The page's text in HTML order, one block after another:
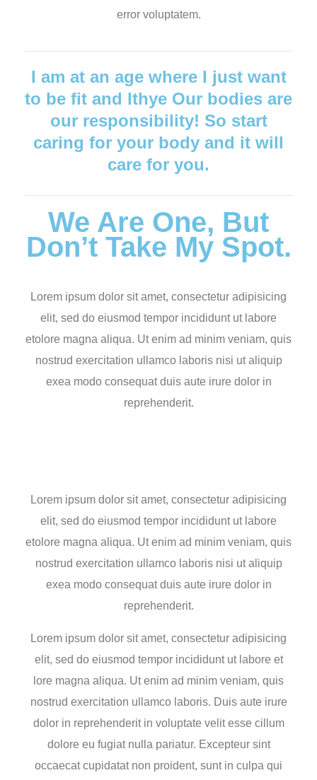
error voluptatem.
I am at an age where I just want
to be fit and lthye Our bodies are
our responsibility! So start
caring for your body and it will
care for you.
We Are One, But
Don’t Take My Spot.
Lorem ipsum dolor sit amet, consectetur adipisicing
elit, sed do eiusmod tempor incididunt ut labore
etolore magna aliqua. Ut enim ad minim veniam, quis
nostrud exercitation ullamco laboris nisi ut aliquip
exea modo consequat duis aute irure dolor in
reprehenderit.
Lorem ipsum dolor sit amet, consectetur adipisicing
elit, sed do eiusmod tempor incididunt ut labore
etolore magna aliqua. Ut enim ad minim veniam, quis
nostrud exercitation ullamco laboris nisi ut aliquip
exea modo consequat duis aute irure dolor in
reprehenderit.
Lorem ipsum dolor sit amet, consectetur adipisicing
elit, sed do eiusmod tempor incididunt ut labore et
lore magna aliqua. Ut enim ad minim veniam, quis
nostrud exercitation ullamco laboris. Duis aute irure
dolor in reprehenderit in voluptate velit esse cillum
dolore eu fugiat nulla pariatur. Excepteur sint
occaecat cupidatat non proident, sunt in culpa qui